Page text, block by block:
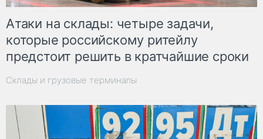
Атаки на склады: четыре задачи,
которые российскому ритейлу
предстоит решить в кратчайшие сроки
Склады и грузовые терминалы